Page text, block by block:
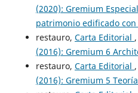
(2020): Gremium
patrimonio edificado
restauro, Carta Editorial ,
(2016): Gremium 6
restauro, Carta Editorial ,
(2016): Gremium 5